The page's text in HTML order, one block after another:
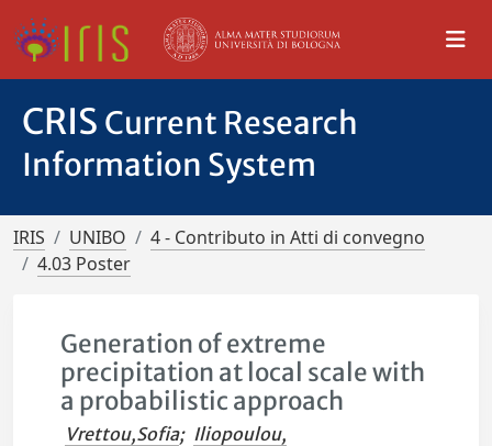
CRIS Current Research
Information System
IRIS UNIBO
4 - Contributo in Atti di convegno
4.03 Poster
Generation of extreme
precipitation at local scale with
a probabilistic approach
Vrettou,Sofia; Iliopoulou,